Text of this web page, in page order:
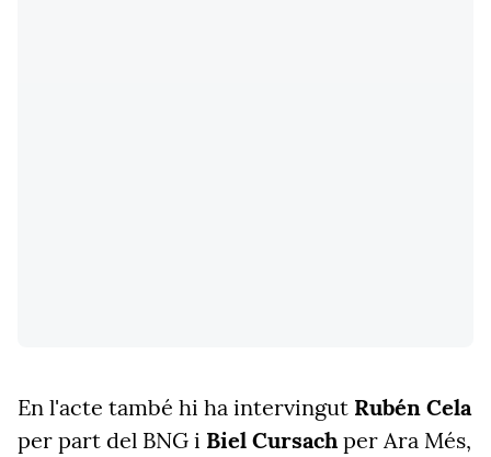
En l'acte també hi ha intervingut Rubén Cela
per part del BNG i Biel Cursach per Ara Més,